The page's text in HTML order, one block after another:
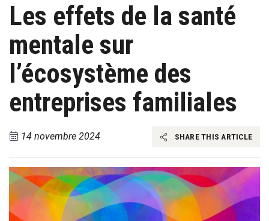
Les effets de la santé
mentale sur
l’écosystème des
entreprises familiales
14 novembre 2024 SHARE THIS ARTICLE